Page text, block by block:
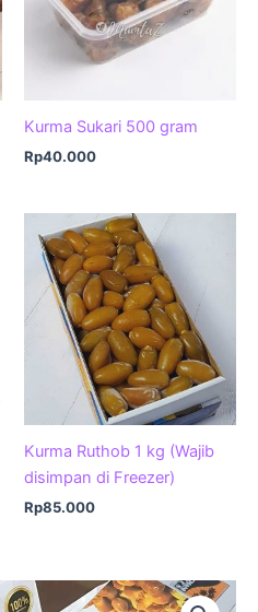
Kurma Sukari 500 gram
Rp40.000
Kurma Ruthob 1 kg (Wajib
disimpan di Freezer)
Rp85.000